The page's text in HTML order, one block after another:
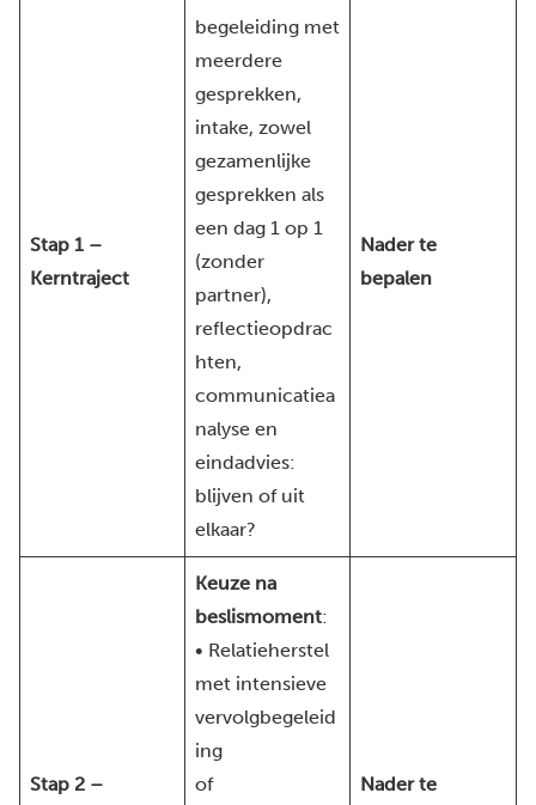
Stap 1 –
Kerntraject
begeleiding met
meerdere
gesprekken,
intake, zowel
gezamenlijke
gesprekken als
een dag 1 op 1
(zonder
partner),
reflectieopdrac
hten,
communicatiea
nalyse en
eindadvies:
blijven of uit
elkaar?
Nader te
bepalen
Stap 2 –
Keuze na
beslismoment:
• Relatieherstel
met intensieve
vervolgbegeleid
ing
of
Nader te